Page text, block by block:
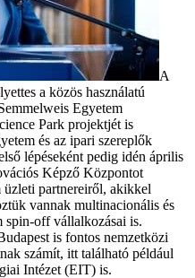
A
a közös használatú
Egyetem
Park projektjét is
és az ipari szereplők
lépéseként pedig idén április
Képző Központot
partnereiről, akikkel
vannak multinacionális és
spin-off vállalkozásai is.
is fontos nemzetközi
számít, itt található például
Intézet (EIT) is.